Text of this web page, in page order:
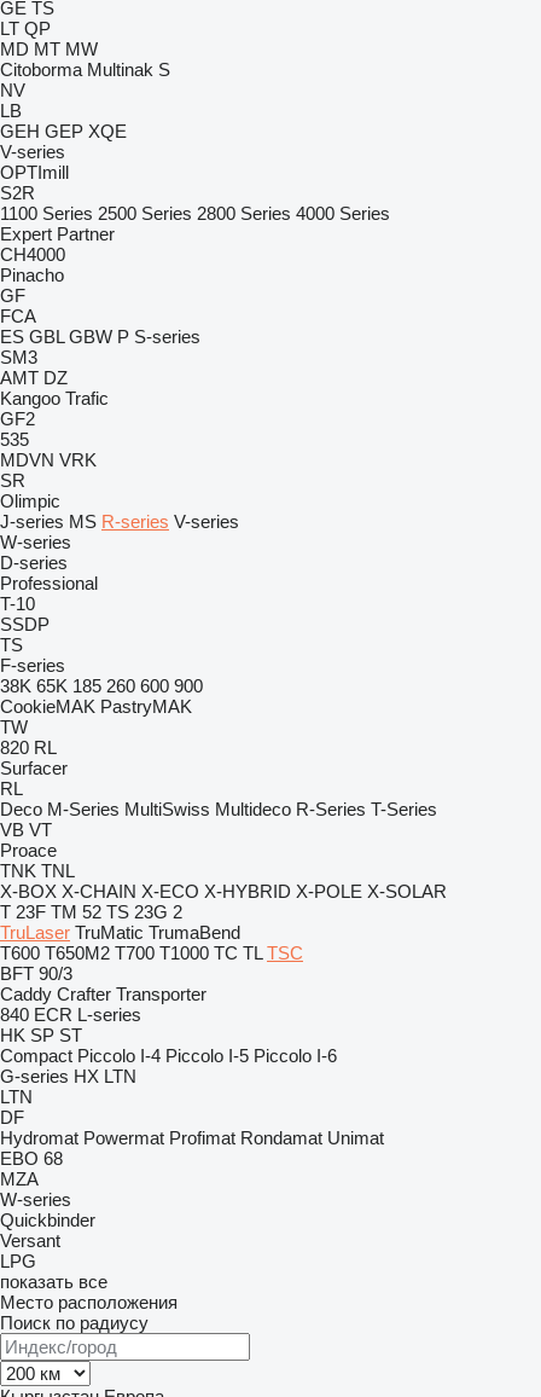
GE TS
LT QP
MD MT MW
Citoborma Multinak S
NV
LB
GEH GEP XQE
V-series
OPTImill
S2R
1100 Series 2500 Series 2800 Series 4000 Series
Expert Partner
CH4000
Pinacho
GF
FCA
ES GBL GBW P S-series
SM3
AMT DZ
Kangoo Trafic
GF2
535
MDVN VRK
SR
Olimpic
J-series MS R-series V-series
W-series
D-series
Professional
T-10
SSDP
TS
F-series
38K 65K 185 260 600 900
CookieMAK PastryMAK
TW
820 RL
Surfacer
RL
Deco M-Series MultiSwiss Multideco R-Series T-Series
VB VT
Proace
TNK TNL
X-BOX X-CHAIN X-ECO X-HYBRID X-POLE X-SOLAR
T 23F TM 52 TS 23G 2
TruLaser TruMatic TrumaBend
T600 T650M2 T700 T1000 TC TL TSC
BFT 90/3
Caddy Crafter Transporter
840 ECR L-series
HK SP ST
Compact Piccolo I-4 Piccolo I-5 Piccolo I-6
G-series HX LTN
LTN
DF
Hydromat Powermat Profimat Rondamat Unimat
EBO 68
MZA
W-series
Quickbinder
Versant
LPG
показать все
Место расположения
Поиск по радиусу